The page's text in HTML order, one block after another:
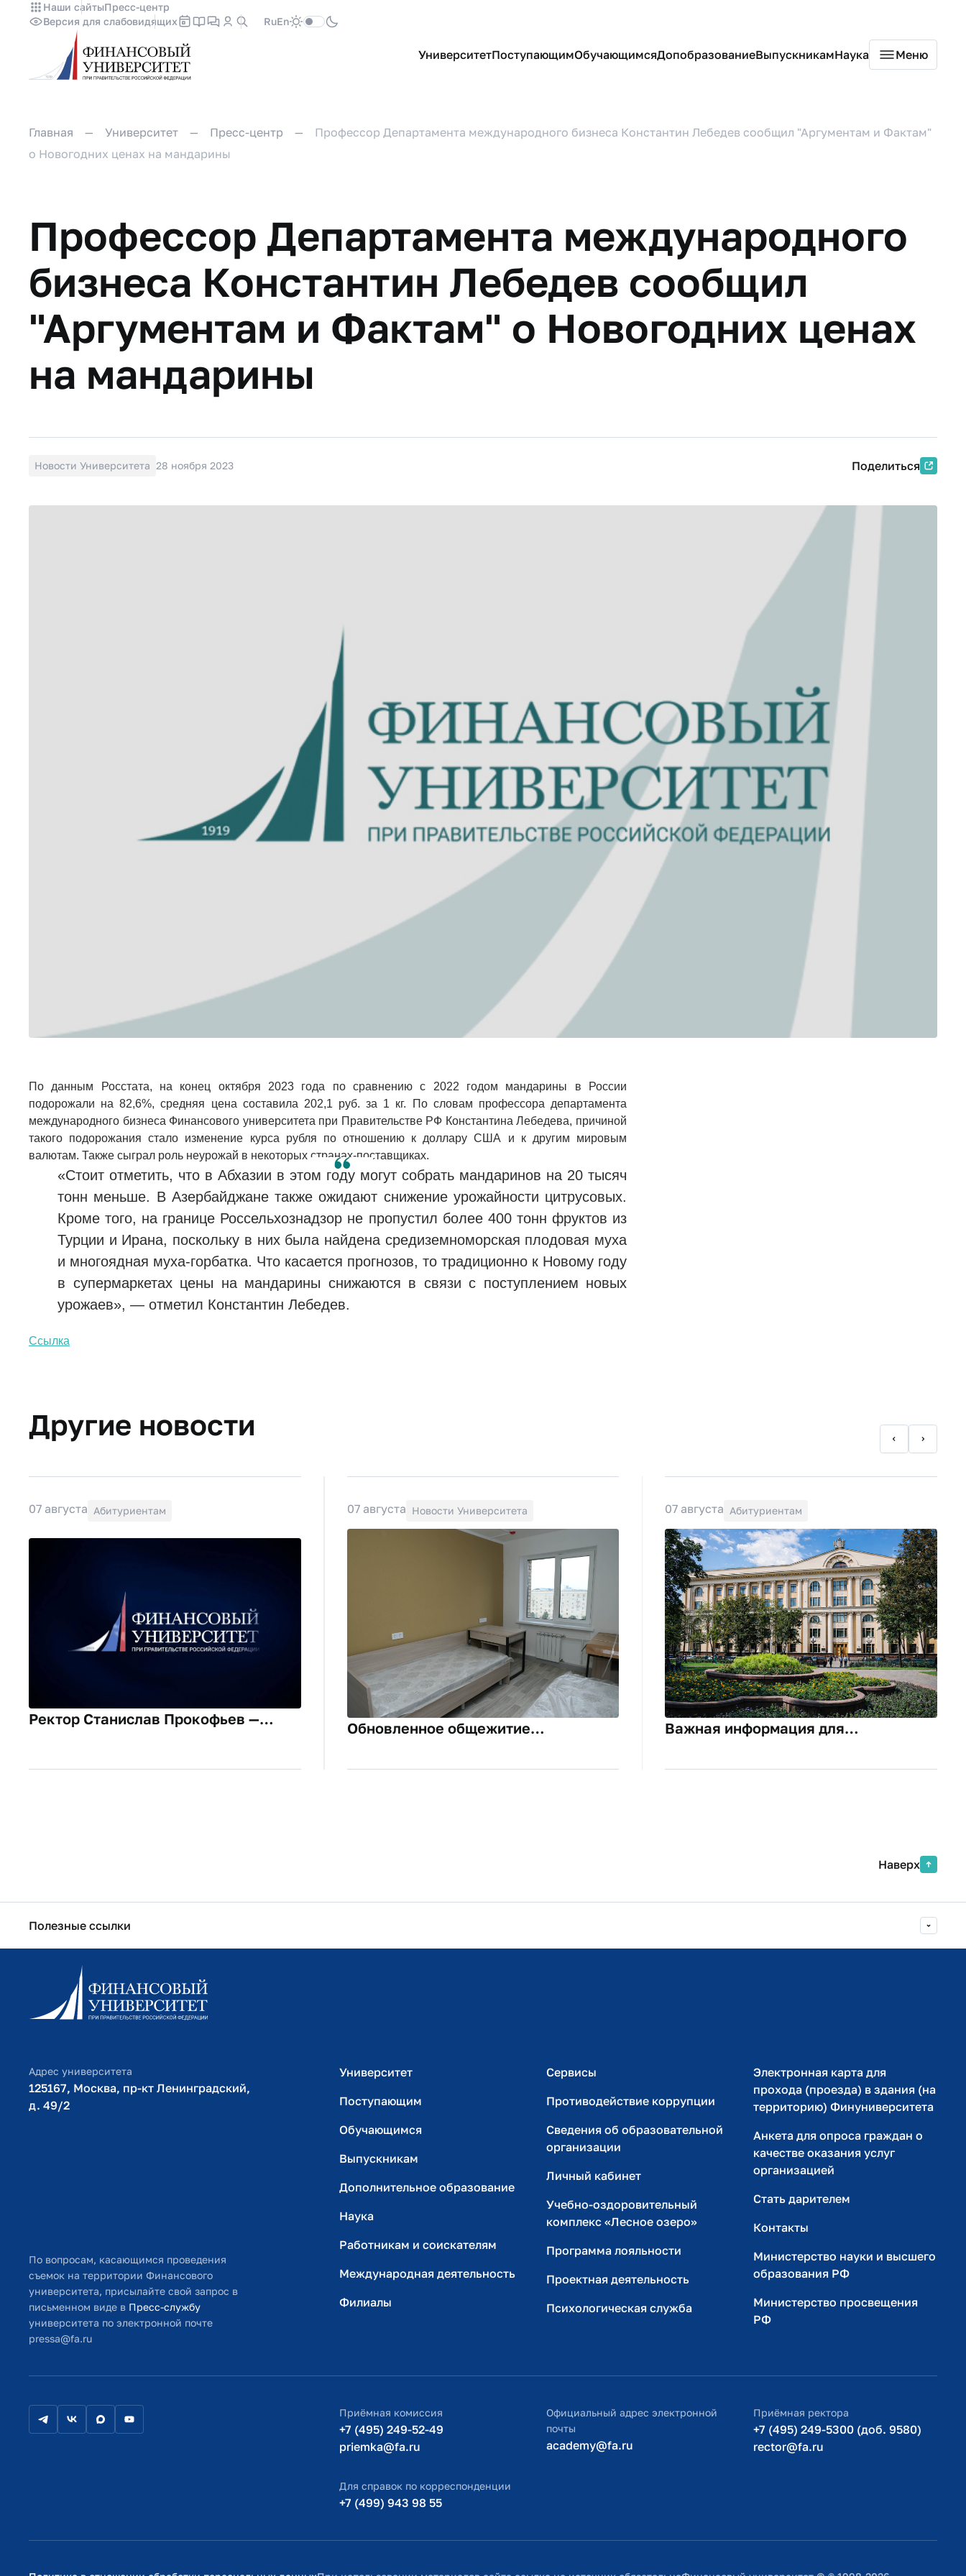
Наши сайтыПресс-центр
Версия для слабовидящих
RuEn
УниверситетПоступающимОбучающимсяДопобразованиеВыпускникамНаука Меню
Главная Университет Пресс-центр
Профессор Департамента международного бизнеса Константин Лебедев сообщил "Аргументам и Фактам"
о Новогодних ценах на мандарины
Профессор Департамента международного
бизнеса Константин Лебедев сообщил
"Аргументам и Фактам" о Новогодних ценах
на мандарины
Новости Университета 28 ноября 2023 Поделиться
По данным Росстата, на конец октября 2023 года по сравнению с 2022 годом мандарины в России
подорожали на 82,6%, средняя цена составила 202,1 руб. за 1 кг. По словам профессора департамента
международного бизнеса Финансового университета при Правительстве РФ Константина Лебедева, причиной
такого подорожания стало изменение курса рубля по отношению к доллару США и к другим мировым
валютам. Также сыграл роль неурожай в некоторых странах-поставщиках.
«Стоит отметить, что в Абхазии в этом году могут собрать мандаринов на 20 тысяч
тонн меньше. В Азербайджане также ожидают снижение урожайности цитрусовых.
Кроме того, на границе Россельхознадзор не пропустил более 400 тонн фруктов из
Турции и Ирана, поскольку в них была найдена средиземноморская плодовая муха
и многоядная муха-горбатка. Что касается прогнозов, то традиционно к Новому году
в супермаркетах цены на мандарины снижаются в связи с поступлением новых
урожаев», — отметил Константин Лебедев.
Ссылка​
Другие новости
07 августа Абитуриентам
Ректор Станислав Прокофьев —
07 августа Новости Университета
Обновленное общежитие
двери для студентов в преддверии
07 августа Абитуриентам
Важная информация для
стоимости обучения!
Наверх
Полезные ссылки
Информационно-образовательный портал
Личный кабинет поступающего
Библиотечно-информационный комплекс
Адрес университета
125167, Москва, пр-кт Ленинградский,
д. 49/2​
По вопросам, касающимся проведения
съемок на территории Финансового
университета, присылайте свой запрос в
письменном виде в Пресс-службу
университета по электронной почте
pressa@fa.ru
Университет
Поступающим
Обучающимся
Выпускникам
Дополнительное образование
Наука
Работникам и соискателям
Международная деятельность
Филиалы
Сервисы
Противодействие коррупции
Сведения об образовательной
организации
Личный кабинет
Учебно-оздоровительный
комплекс «Лесное озеро»
Программа лояльности
Проектная деятельность
Психологическая служба
Электронная карта для
прохода (проезда) в здания (на
территорию) Финуниверситета
Анкета для опроса граждан о
качестве оказания услуг
организацией
Стать дарителем
Контакты
Министерство науки и высшего
образования РФ
Министерство просвещения
РФ
Приёмная комиссия
+7 (495) 249-52-49
priemka@fa.ru
Официальный адрес электронной
почты
academy@fa.ru
Приёмная ректора
+7 (495) 249-5300 (доб. 9580)
rector@fa.ru
Для справок по корреспонденции
+7 (499) 943 98 55